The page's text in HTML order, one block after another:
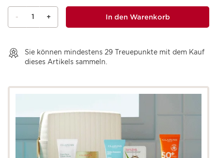
- 1 + In den Warenkorb
Sie können mindestens 29 Treuepunkte mit dem Kauf
dieses Artikels sammeln.